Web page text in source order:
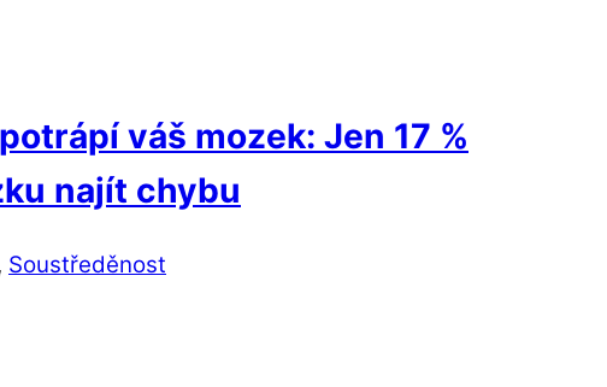
váš mozek: Jen 17 %
najít chybu
, Soustředěnost